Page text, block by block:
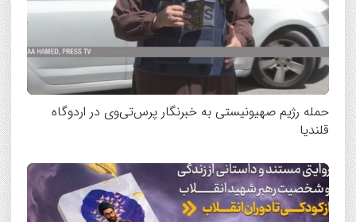
حمله رژیم صهیونیستی به خبرنگار پرس‌تی‌وی در اردوگاه
قلندیا